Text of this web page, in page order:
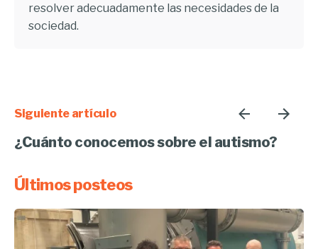
resolver adecuadamente las necesidades de la
sociedad.
Siguiente artículo
¿Cuánto conocemos sobre el autismo?
Últimos posteos